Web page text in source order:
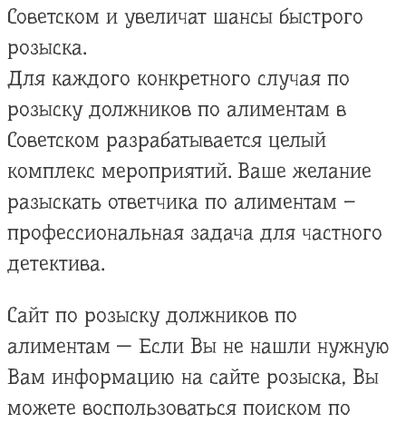
Советском и увеличат шансы быстрого
розыска.
Для каждого конкретного случая по
розыску должников по алиментам в
Советском разрабатывается целый
комплекс мероприятий. Ваше желание
разыскать ответчика по алиментам –
профессиональная задача для частного
детектива.
Сайт по розыску должников по
алиментам — Если Вы не нашли нужную
Вам информацию на сайте розыска, Вы
можете воспользоваться поиском по